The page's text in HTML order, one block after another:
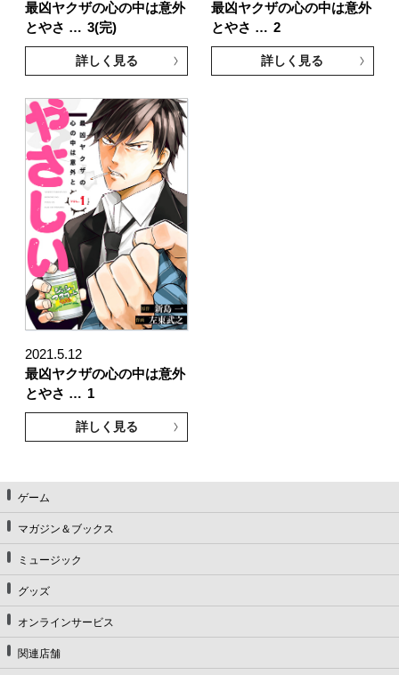
最凶ヤクザの心の中は意外
とやさ … 3(完)
詳しく見る
最凶ヤクザの心の中は意外
とやさ … 2
詳しく見る
2021.5.12
最凶ヤクザの心の中は意外
とやさ … 1
詳しく見る
ゲーム
マガジン＆ブックス
ミュージック
グッズ
オンラインサービス
関連店舗